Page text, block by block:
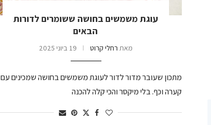
עוגת משמשים בחושה ששומרים לדורות
הבאים
מאת רחלי קרוט 19 ביוני 2025
מתכון שעובר מדור לדור לעוגת משמשים בחושה שמכינים עם
קערה וכף. בלי מיקסר והכי קלה להכנה